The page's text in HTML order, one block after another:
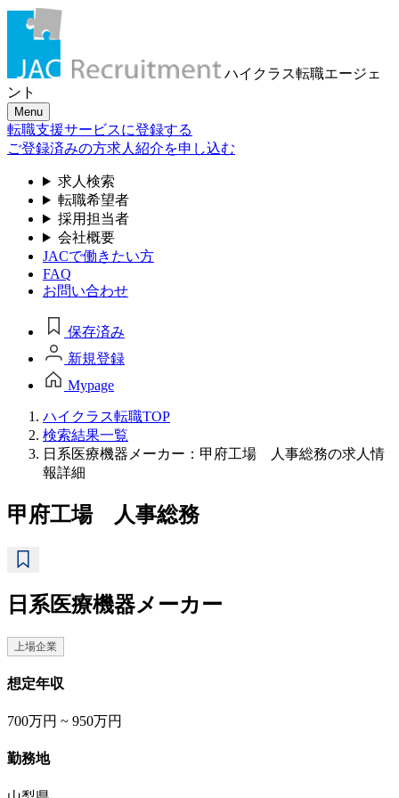
ハイクラス転職エージェ
ント
Menu
転職支援サービスに登録する
ご登録済みの方求人紹介を申し込む
求人検索
転職希望者
採用担当者
会社概要
JACで働きたい方
FAQ
お問い合わせ
保存済み
新規登録
Mypage
ハイクラス転職TOP
検索結果一覧
日系医療機器メーカー：甲府工場 人事総務の求人情
報詳細
甲府工場 人事総務
日系医療機器メーカー
上場企業
想定年収
700万円 ~ 950万円
勤務地